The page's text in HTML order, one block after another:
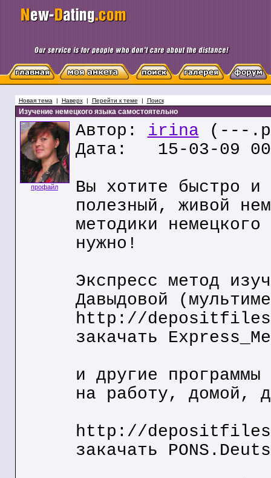
Новая тема | Наверх| Перейти к теме | Поиск
Изучение немецкого языка самостоятельно
профайл
Автор: irina (---
Дата: 15-03-09
Вы хотите быстро и
полезный, живой
методики
нужно!
Экспресс метод
Давыдовой
http://
закачать
и другие
на работу, домой,
http://
закачать